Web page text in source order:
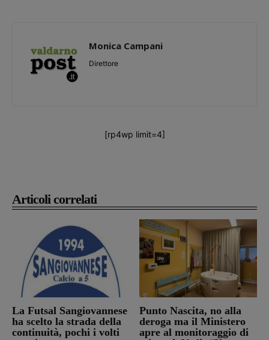
Articoli correlati
La Futsal Sangiovannese
ha scelto la strada della
continuità, pochi i volti
Punto Nascita, no alla
deroga ma il Ministero
apre al monitoraggio di
Monica Campani
Direttore
[rp4wp limit=4]